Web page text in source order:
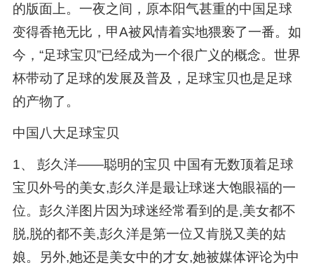
的版面上。一夜之间，原本阳气甚重的中国足球
变得香艳无比，甲A被风情着实地猥亵了一番。如
今，“足球宝贝”已经成为一个很广义的概念。世界
杯带动了足球的发展及普及，足球宝贝也是足球
的产物了。
中国八大足球宝贝
1、 彭久洋——聪明的宝贝 中国有无数顶着足球
宝贝外号的美女,彭久洋是最让球迷大饱眼福的一
位。彭久洋图片因为球迷经常看到的是,美女都不
脱,脱的都不美,彭久洋是第一位又肯脱又美的姑
娘。另外,她还是美女中的才女,她被媒体评论为中